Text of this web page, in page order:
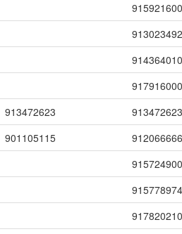
915921600
913023492
914364010
917916000
913472623
913472623
901105115
912066666
915724900
915778974
917820210